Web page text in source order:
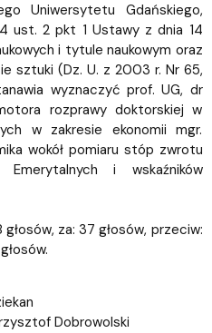
Uniwersytetu Gdańskiego,
ust. 2 pkt 1 Ustawy z dnia 14
i tytule naukowym oraz
sztuki (Dz. U. z 2003 r. Nr 65,
wyznaczyć prof. UG, dr
rozprawy doktorskiej w
w zakresie ekonomii mgr.
wokół pomiaru stóp zwrotu
i wskaźników
za: 37 głosów, przeciw:
Dobrowolski